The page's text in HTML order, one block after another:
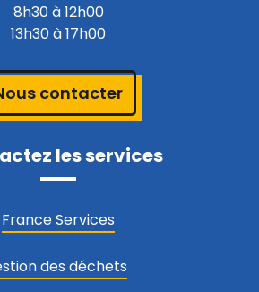
8h30 à 12h00
13h30 à 17h00
contacter
les services
France Services
des déchets